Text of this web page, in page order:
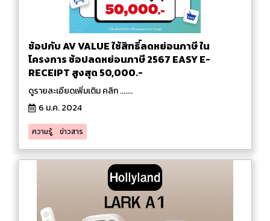
ช้อปกับ AV VALUE ใช้สิทธิ์ลดหย่อนภาษี ใน
โครงการ ช้อปลดหย่อนภาษี 2567 EASY E-
RECEIPT สูงสุด 50,000.-
ดูรายละเอียดเพิ่มเติม คลิก .......
6 ม.ค. 2024
ความรู้ ข่าวสาร